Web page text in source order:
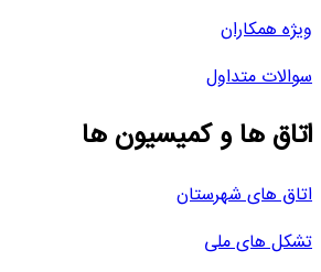
ویژه همکاران
سوالات متداول
اتاق ها و کمیسیون ها
اتاق های شهرستان
تشکل های ملی